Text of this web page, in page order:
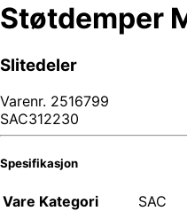
Støtdemper
Slitedeler
Varenr. 2516799
SAC312230
Spesifikasjon
Vare Kategori
SAC